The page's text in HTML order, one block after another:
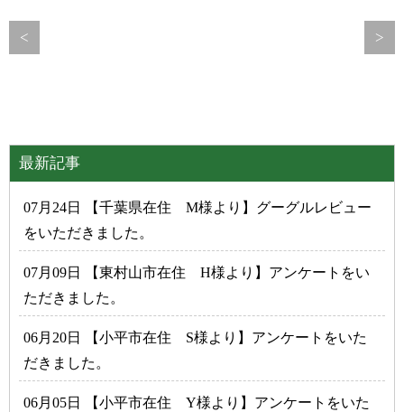
< >
最新記事
07月24日 【千葉県在住 M様より】グーグルレビュー
をいただきました。
07月09日 【東村山市在住 H様より】アンケートをい
ただきました。
06月20日 【小平市在住 S様より】アンケートをいた
だきました。
06月05日 【小平市在住 Y様より】アンケートをいた